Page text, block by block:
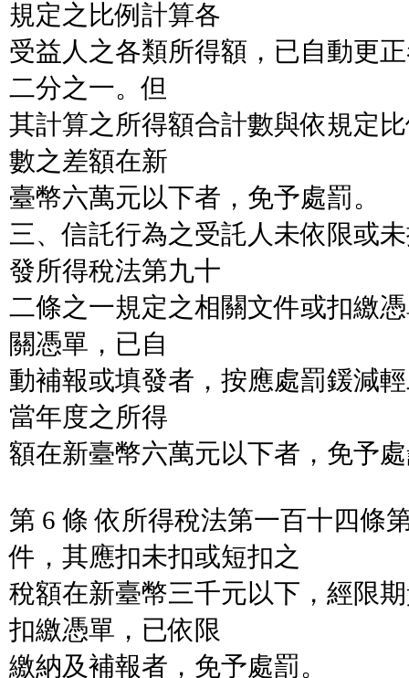
規定之比例計算各
受益人之各類所得額，已自動更
二分之一。但
其計算之所得額合計數與依規定
數之差額在新
臺幣六萬元以下者，免予處罰。
三、信託行為之受託人未依限或
發所得稅法第九十
二條之一規定之相關文件或扣繳
關憑單，已自
動補報或填發者，按應處罰鍰減
當年度之所得
額在新臺幣六萬元以下者，免予
第 6 條 依所得稅法第一百十四條
件，其應扣未扣或短扣之
稅額在新臺幣三千元以下，經限
扣繳憑單，已依限
繳納及補報者，免予處罰。